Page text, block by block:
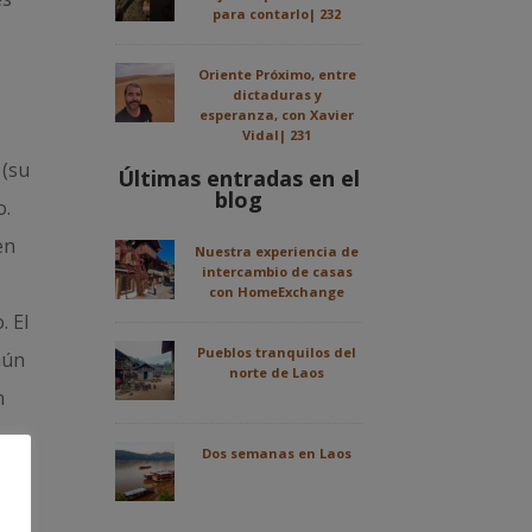
El
para contarlo| 232
Oriente Próximo, entre
dictaduras y
esperanza, con Xavier
Vidal| 231
Últimas entradas en el
blog
Nuestra experiencia de
intercambio de casas
con HomeExchange
Pueblos tranquilos del
norte de Laos
Dos semanas en Laos